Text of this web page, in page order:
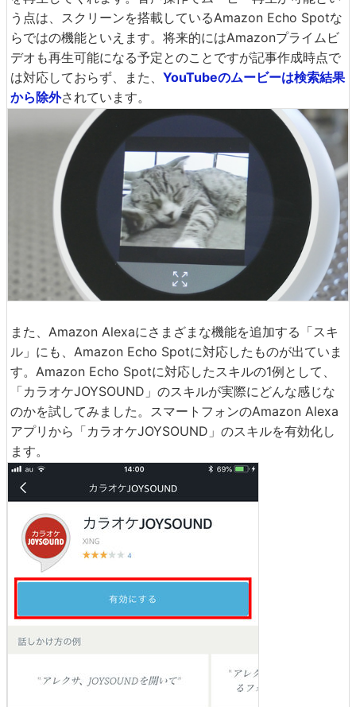
う点は、スクリーンを搭載しているAmazon Echo Spotな
らではの機能といえます。将来的にはAmazonプライムビ
デオも再生可能になる予定とのことですが記事作成時点で
は対応しておらず、また、 YouTubeのムービーは検索結果
から除外されています。
また、Amazon Alexaにさまざまな機能を追加する「スキ
ル」にも、Amazon Echo Spotに対応したものが出ていま
す。Amazon Echo Spotに対応したスキルの1例として、
「カラオケJOYSOUND」のスキルが実際にどんな感じな
のかを試してみました。スマートフォンのAmazon Alexa
アプリから「カラオケJOYSOUND」のスキルを有効化し
ます。